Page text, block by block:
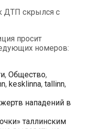
ДТП скрылся с
просит
номеров:
, Общество,
, kesklinna, tallinn,
нападений в
таллинским